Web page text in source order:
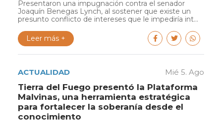
Presentaron una impugnación contra el senador
Joaquín Benegas Lynch, al sostener que existe un
presunto conflicto de intereses que le impediría int...
Leer más +
ACTUALIDAD Mié 5. Ago
Tierra del Fuego presentó la Plataforma
Malvinas, una herramienta estratégica
para fortalecer la soberanía desde el
conocimiento